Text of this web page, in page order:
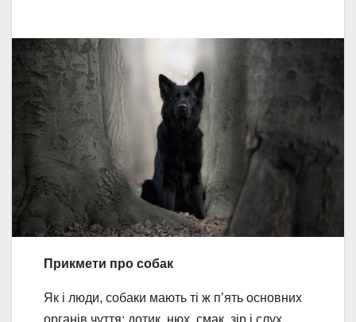
Прикмети про собак
Як і люди, собаки мають ті ж п’ять основних
органів чуття: дотик, нюх, смак, зір і слух.